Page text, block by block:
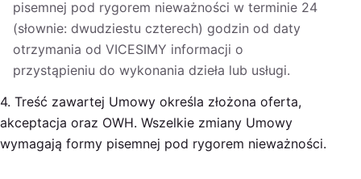
pisemnej pod rygorem nieważności w terminie 24
(słownie: dwudziestu czterech) godzin od daty
otrzymania od VICESIMY informacji o
przystąpieniu do wykonania dzieła lub usługi.
4. Treść zawartej Umowy określa złożona oferta,
akceptacja oraz OWH. Wszelkie zmiany Umowy
wymagają formy pisemnej pod rygorem nieważności.